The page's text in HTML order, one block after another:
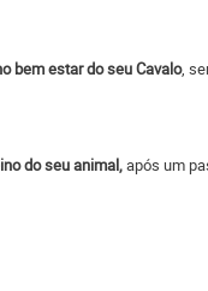
bem estar do seu Cavalo,
do seu animal,após um